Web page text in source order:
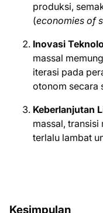
produksi,
(economies of
Inovasi
massal
iterasi pada
otonom secara
Keberlanjutan
massal,
terlalu lambat
Kesimpulan